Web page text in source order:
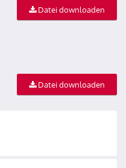
Datei downloaden
Datei downloaden